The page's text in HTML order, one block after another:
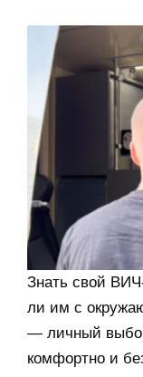
Знать свой
ли им с
— личный
комфортно и